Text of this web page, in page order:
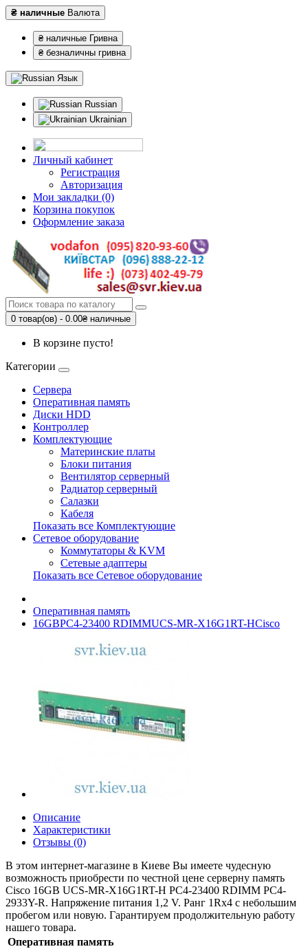
₴ наличные Валюта
₴ наличные Гривна
₴ безналичны гривна
Язык
Russian
Ukrainian
Личный кабинет
Регистрация
Авторизация
Мои закладки (0)
Корзина покупок
Оформление заказа
0 товар(ов) - 0.00₴ наличные
В корзине пусто!
Категории
Сервера
Оперативная память
Диски HDD
Контроллер
Комплектующие
Материнские платы
Блоки питания
Вентилятор серверный
Радиатор серверный
Салазки
Кабеля
Показать все Комплектующие
Сетевое оборудование
Коммутаторы & KVM
Сетевые адаптеры
Показать все Сетевое оборудование
Оперативная память
16GBPC4-23400 RDIMMUCS-MR-X16G1RT-HCisco
Описание
Характеристики
Отзывы (0)
В этом интернет-магазине в Киеве Вы имеете чудесную
возможность приобрести по честной цене серверну память
Cisco 16GB UCS-MR-X16G1RT-H PC4-23400 RDIMM PC4-
2933Y-R. Напряжение питания 1,2 V. Ранг 1Rx4 с небольшим
пробегом или новую. Гарантируем продолжительную работу
нашего товара.
Оперативная память